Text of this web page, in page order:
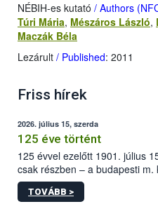
NÉBIH-es kutató / Authors
Túri Mária, Mészáros László,
Maczák Béla
Lezárult / Published: 2011
Friss hírek
2026. július 15, szerda
125 éve történt
125 évvel ezelőtt 1901. július
csak részben – a budapesti m.
állomás a Kis Rókus utca 15.
tervezett új épületébe.
TOVÁBB >